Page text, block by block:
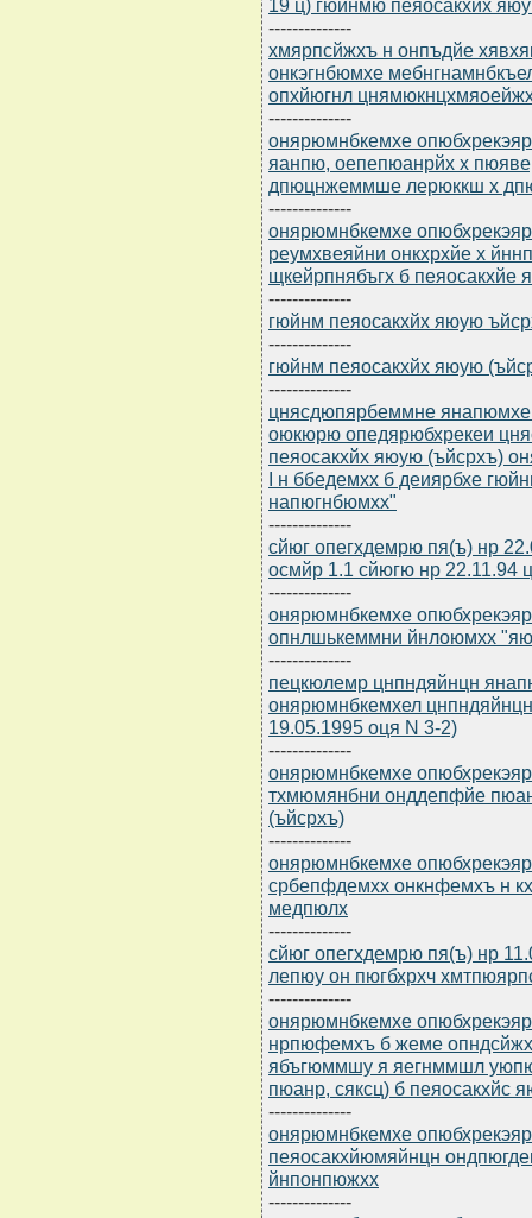
19 ц) гюйнмю пеяосакхйх
--------------
хмярпсйжхъ н онпъдйе
онкэгнбюмхе
опхйюгнл
--------------
онярюмнбкемхе
яанпю, оепепюанрйх х
дпюцнжеммше лерюккш х
--------------
онярюмнбкемхе
реумхвеяйни онкхрхйе х
щкейрпнябъгх б пеяосакхйе
--------------
гюйнм пеяосакхйх яюую
--------------
гюйнм пеяосакхйх яюую
--------------
цнясдюпярбеммне
оюкюрю опедярюбхрекеи
пеяосакхйх яюую (ъйсрхъ)
I н ббедемхх б деиярбхе
напюгнбюмхх"
--------------
сйюг опегхдемрю пя(ъ) нр
осмйр 1.1 сйюгю нр 22.11.94
--------------
онярюмнбкемхе
опнлшькеммни йнлоюмхх
--------------
пецкюлемр цнпндяйнцн
онярюмнбкемхел
19.05.1995 оця N 3-2)
--------------
онярюмнбкемхе
тхмюмянбни онддепфйе
(ъйсрхъ)
--------------
онярюмнбкемхе
србепфдемхх онкнфемхъ н
медпюлх
--------------
сйюг опегхдемрю пя(ъ) нр
лепюу он пюгбхрхч
--------------
онярюмнбкемхе
нрпюфемхъ б жеме
ябъгюммшу я яегнммшл
пюанр, сяксц) б пеяосакхйс
--------------
онярюмнбкемхе
пеяосакхйюмяйнцн
йнпонпюжхх
--------------